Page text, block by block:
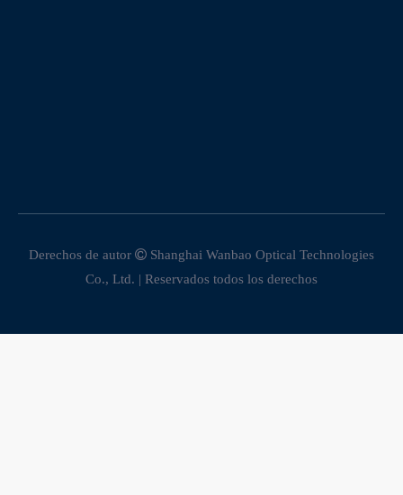
Derechos de autor  Shanghai Wanbao Optical Technologies
Co., Ltd. | Reservados todos los derechos